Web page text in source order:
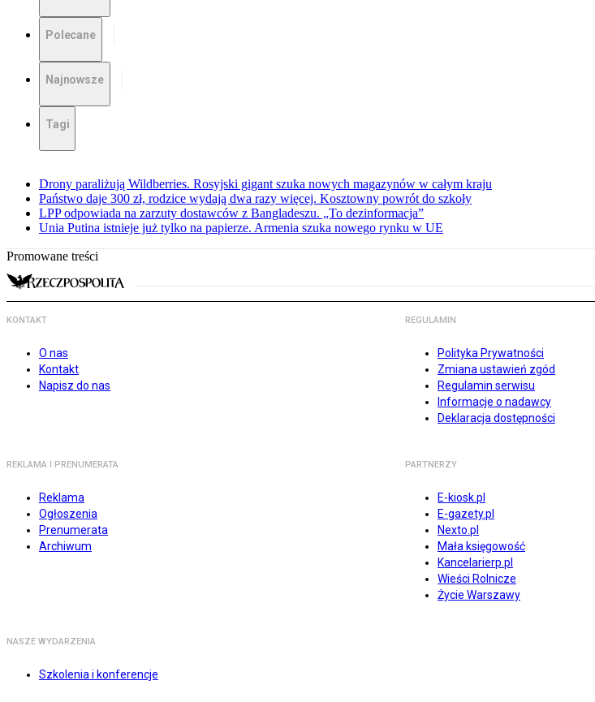
Polecane
Najnowsze
Tagi
Drony paraliżują Wildberries. Rosyjski gigant szuka nowych magazynów w całym kraju
Państwo daje 300 zł, rodzice wydają dwa razy więcej. Kosztowny powrót do szkoły
LPP odpowiada na zarzuty dostawców z Bangladeszu. „To dezinformacja”
Unia Putina istnieje już tylko na papierze. Armenia szuka nowego rynku w UE
Promowane treści
KONTAKT
O nas
Kontakt
Napisz do nas
REGULAMIN
Polityka Prywatności
Zmiana ustawień zgód
Regulamin serwisu
Informacje o nadawcy
Deklaracja dostępności
REKLAMA I PRENUMERATA
Reklama
Ogłoszenia
Prenumerata
Archiwum
PARTNERZY
E-kiosk.pl
E-gazety.pl
Nexto.pl
Mała księgowość
Kancelarierp.pl
Wieści Rolnicze
Życie Warszawy
NASZE WYDARZENIA
Szkolenia i konferencje